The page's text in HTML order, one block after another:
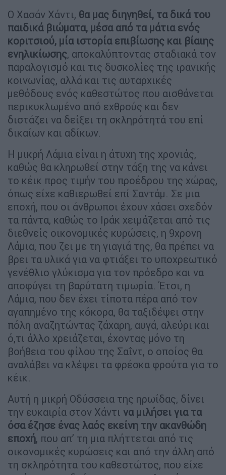
Ο Χασάν Χάντι, θα μας διηγηθεί, τα δικά του
παιδικά βιώματα, μέσα από τα μάτια ενός
κοριτσιού, μία ιστορία επιβίωσης και βίαιης
ενηλικίωσης, αποκαλύπτοντας σταδιακά τον
παραλογισμό και τις δυσκολίες της ιρανικής
κοινωνίας, αλλά και τις αυταρχικές
μεθόδους ενός καθεστώτος που αισθάνεται
περικυκλωμένο από εχθρούς και δεν
διστάζει να δείξει τη σκληρότητά του επί
δικαίων και αδίκων.
Η μικρή Λάμια είναι η άτυχη της χρονιάς,
καθώς θα κληρωθεί στην τάξη της να κάνει
το κέικ προς τιμήν του προέδρου της χώρας,
όπως είχε καθιερωθεί επί Σαντάμ. Σε μια
εποχή, που οι άνθρωποι έχουν χάσει σχεδόν
τα πάντα, καθώς το Ιράκ χειμάζεται από τις
διεθνείς οικονομικές κυρώσεις, η 9χρονη
Λάμια, που ζει με τη γιαγιά της, θα πρέπει να
βρει τα υλικά για να φτιάξει το υποχρεωτικό
γενέθλιο γλύκισμα για τον πρόεδρο και να
αποφύγει τη βαρύτατη τιμωρία. Έτσι, η
Λάμια, που δεν έχει τίποτα πέρα από τον
αγαπημένο της κόκορα, θα ταξιδέψει στην
πόλη αναζητώντας ζάχαρη, αυγά, αλεύρι και
ό,τι άλλο χρειάζεται, έχοντας μόνο τη
βοήθεια του φίλου της Σαΐντ, ο οποίος θα
αναλάβει να κλέψει τα φρέσκα φρούτα για το
κέικ.
Αυτή η μικρή Οδύσσεια της ηρωίδας, δίνει
την ευκαιρία στον Χάντι να μιλήσει για τα
όσα έζησε ένας λαός εκείνη την ακανθώδη
εποχή, που απ’ τη μια πλήττεται από τις
οικονομικές κυρώσεις και από την άλλη από
τη σκληρότητα του καθεστώτος, που είχε